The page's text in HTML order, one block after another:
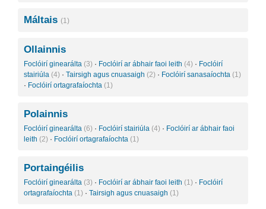
Máltais (1)
Ollainnis
Foclóirí ginearálta (3) · Foclóirí ar ábhair faoi leith (4) · Foclóirí
stairiúla (4) · Tairsigh agus cnuasaigh (2) · Foclóirí sanasaíochta (1)
· Foclóirí ortagrafaíochta (1)
Polainnis
Foclóirí ginearálta (6) · Foclóirí stairiúla (4) · Foclóirí ar ábhair faoi
leith (2) · Foclóirí ortagrafaíochta (1)
Portaingéilis
Foclóirí ginearálta (3) · Foclóirí ar ábhair faoi leith (1) · Foclóirí
ortagrafaíochta (1) · Tairsigh agus cnuasaigh (1)